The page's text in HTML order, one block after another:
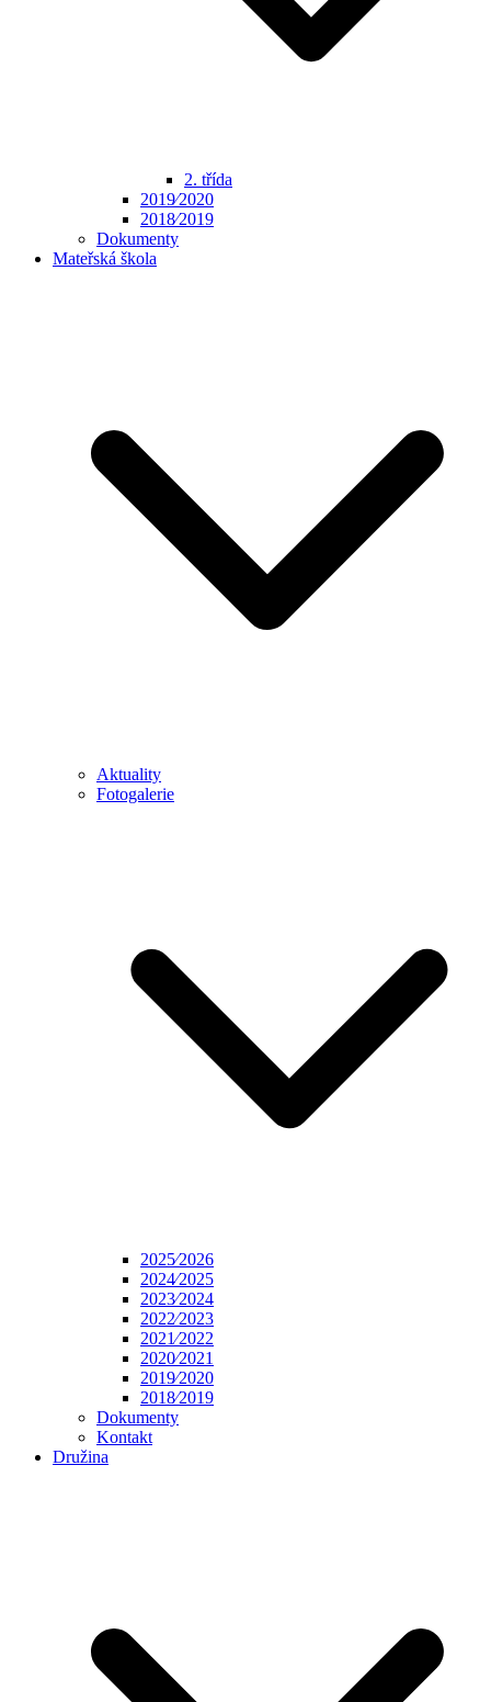
2. třída
2019⁄2020
2018⁄2019
Dokumenty
Mateřská škola
Aktuality
Fotogalerie
2025⁄2026
2024⁄2025
2023⁄2024
2022⁄2023
2021⁄2022
2020⁄2021
2019⁄2020
2018⁄2019
Dokumenty
Kontakt
Družina